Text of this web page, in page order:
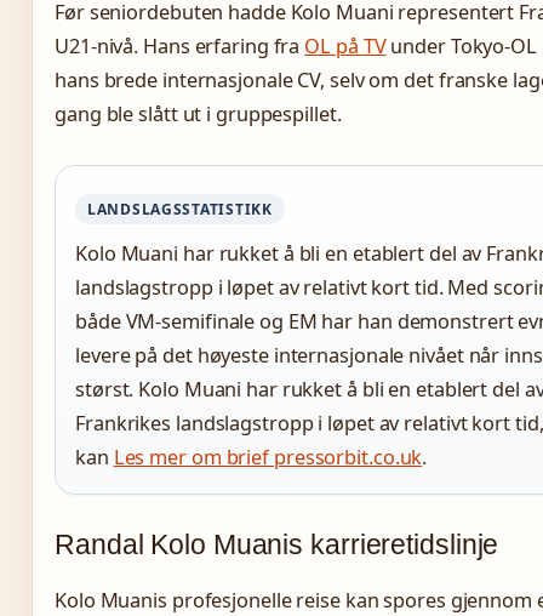
Før seniordebuten hadde Kolo Muani representert
U21-nivå. Hans erfaring fra OL på TVunder Tokyo-OL
hans brede internasjonale CV, selv om det franske
gang ble slått ut i gruppespillet.
LANDSLAGSSTATISTIKK
Kolo Muani har rukket å bli en etablert del av
landslagstropp i løpet av relativt kort tid. Med
både VM-semifinale og EM har han demonstrert
levere på det høyeste internasjonale nivået når
størst. Kolo Muani har rukket å bli en etablert del
Frankrikes landslagstropp i løpet av relativt kort
kan Les mer om brief pressorbit.co.uk.
Randal Kolo Muanis karrieretidslinje
Kolo Muanis profesjonelle reise kan spores gjennom